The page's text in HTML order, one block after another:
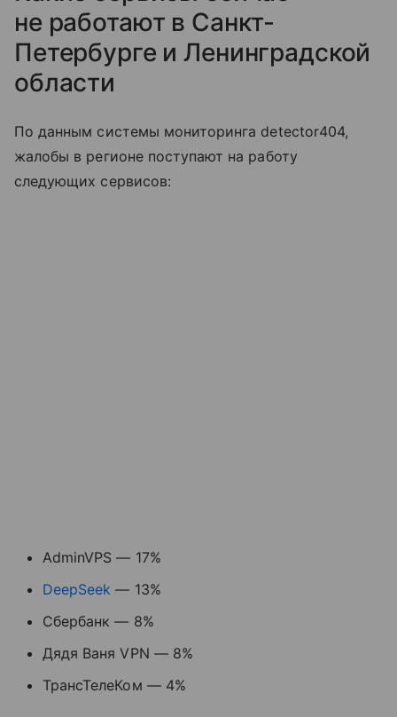
не работают в Санкт-
Петербурге и Ленинградской
области
По данным системы мониторинга detector404,
жалобы в регионе поступают на работу
следующих сервисов:
AdminVPS — 17%
DeepSeek — 13%
Сбербанк — 8%
Дядя Ваня VPN — 8%
ТрансТелеКом — 4%